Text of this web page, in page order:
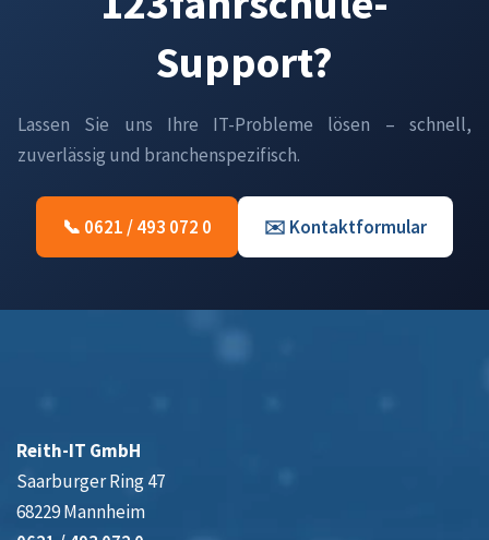
Support?
Lassen Sie uns Ihre IT-Probleme lösen – schnell,
zuverlässig und branchenspezifisch.
📞 0621 / 493 072 0 ✉️ Kontaktformular
Reith-IT GmbH
Saarburger Ring 47
68229 Mannheim